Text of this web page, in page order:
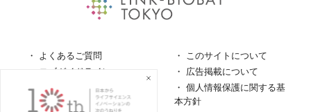
よくあるご質問
このサイトについて
ロゴガイドライン
広告掲載について
特定商取引法に基づく表
個人情報保護に関する基
本方針